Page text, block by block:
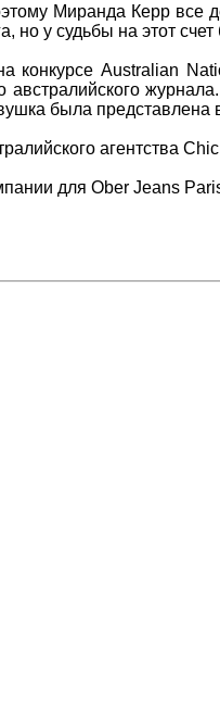
Миранда Керр все
но у судьбы на этот
конкурсе Australian
была представлена
агентства
для Ober Jeans